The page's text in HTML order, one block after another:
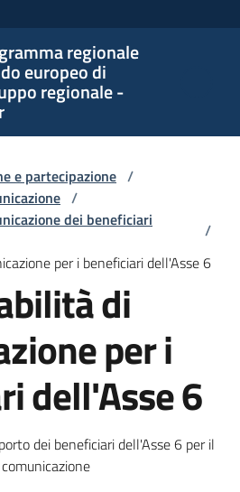
regionale
europeo di
regionale -
-e partecipazione /
/
dei beneficiari
/
per i beneficiari dell'Asse 6
di
per i
dell'Asse 6
dei beneficiari dell'Asse 6 per il